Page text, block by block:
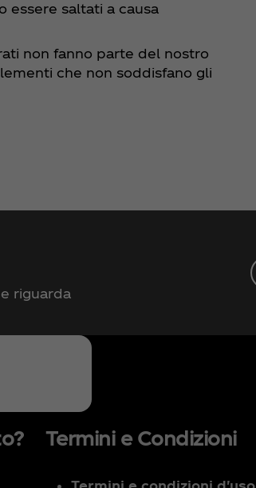
essere saltati a causa
non fanno parte del nostro
che non soddisfano gli
riguarda
Termini e Condizioni